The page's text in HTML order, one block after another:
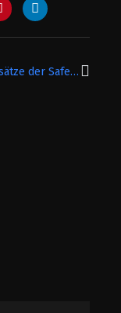
Die Einsätze der Safe Mitarbeiter